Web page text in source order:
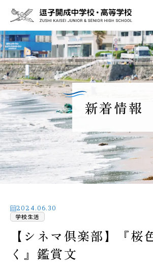
学校紹介
逗子開成の教育
学校生活
進路進学
受験生の皆様へ
在校生・保護者の皆様へ
新着情報
2024.06.30
学校生活
【シネマ倶楽部】『桜
く』鑑賞文